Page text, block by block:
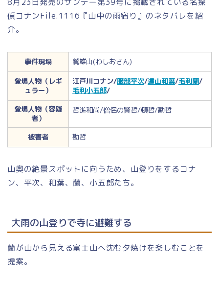
偵コナンFile.1116『山中の雨宿り』のネタバレを紹
介。
事件現場
鷲雄山(わしおさん)
登場人物（レギ
ュラー）
江戸川コナン/服部平次/遠山和葉/毛利蘭/
毛利小五郎/
登場人物（容疑
者）
哲進和尚/僧侶の賢哲/頓哲/勘哲
被害者 勘哲
山奥の絶景スポットに向うため、山登りをするコナ
ン、平次、和葉、蘭、小五郎たち。
大雨の山登りで寺に避難する
蘭が山から見える富士山へ沈む夕焼けを楽しむことを
提案。